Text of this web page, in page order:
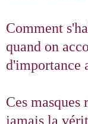
Comment
quand on
d'importance
Ces
jamais la